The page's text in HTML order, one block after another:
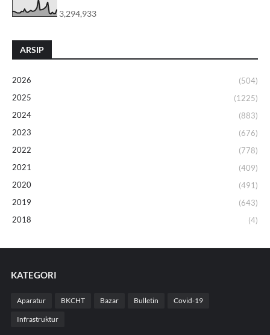
3,294,933
ARSIP
2026
(504)
2025
(1225)
2024
(883)
2023
(676)
2022
(778)
2021
(409)
2020
(491)
2019
(643)
2018
(4)
KATEGORI
Aparatur BKCHT Bazar Bulletin Covid-19
Infrastruktur